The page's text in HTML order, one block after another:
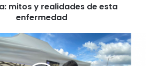
mitos y realidades de esta
enfermedad